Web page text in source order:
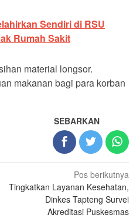
Sendiri di RSU
Rumah Sakit
material longsor.
makanan bagi para korban
SEBARKAN
Pos berikutnya
Tingkatkan Layanan Kesehatan,
Dinkes Tapteng Survei
Akreditasi Puskesmas